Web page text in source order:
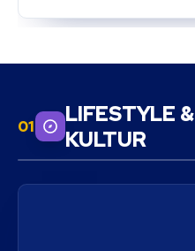
LIFESTYLE &
KULTUR